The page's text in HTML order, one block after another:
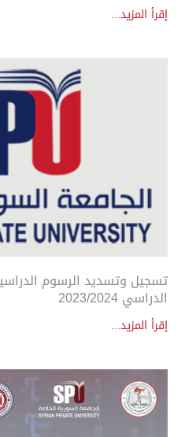
إقرأ المزيد...
تسجيل وتسديد الرسوم
الدراسي 2023/2024
إقرأ المزيد...